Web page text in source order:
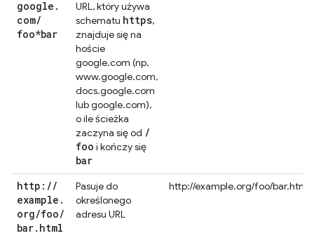
google .
com/
foo*bar
URL, który używa
schematu https,
znajduje się na
hoście
google.com (np.
www.google.com,
docs.google.com
lub google.com),
o ile ścieżka
zaczyna się od /
foo i kończy się
bar
http: //
example .
org/foo/
bar. html
Pasuje do
określonego
adresu URL
http://example.org/foo/bar.html